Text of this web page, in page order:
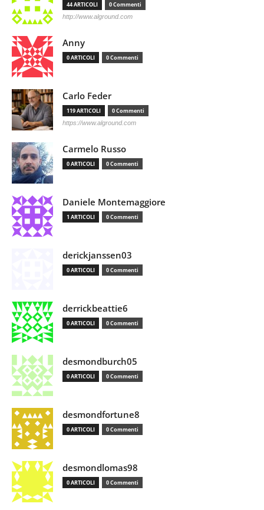
44 ARTICOLI 0 Commenti
http://www.alground.com
Anny
0 ARTICOLI 0 Commenti
Carlo Feder
119 ARTICOLI 0 Commenti
https://www.alground.com
Carmelo Russo
0 ARTICOLI 0 Commenti
Daniele Montemaggiore
1 ARTICOLI 0 Commenti
derickjanssen03
0 ARTICOLI 0 Commenti
derrickbeattie6
0 ARTICOLI 0 Commenti
desmondburch05
0 ARTICOLI 0 Commenti
desmondfortune8
0 ARTICOLI 0 Commenti
desmondlomas98
0 ARTICOLI 0 Commenti